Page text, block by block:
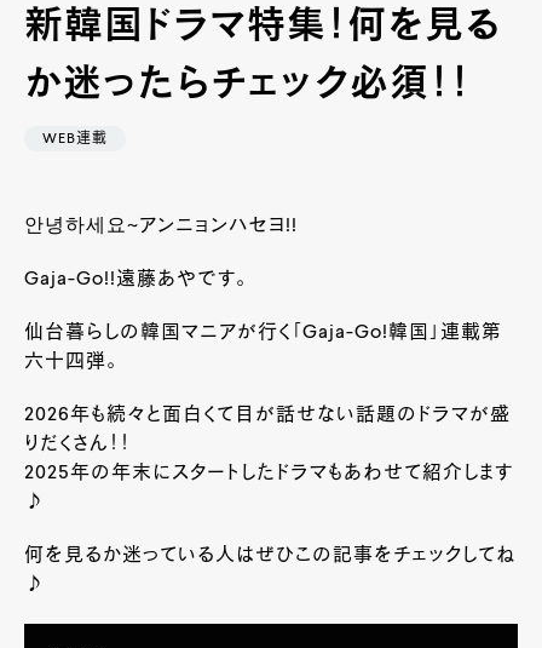
新韓国ドラマ特集！何を見る
か迷ったらチェック必須！！
WEB連載
안녕하세요~アンニョンハセヨ!!
Gaja-Go!!遠藤あやです。
仙台暮らしの韓国マニアが行く｢Gaja-Go!韓国｣連載第
六十四弾。
2026年も続々と面白くて目が話せない話題のドラマが盛
りだくさん！！
2025年の年末にスタートしたドラマもあわせて紹介します
♪
何を見るか迷っている人はぜひこの記事をチェックしてね
♪